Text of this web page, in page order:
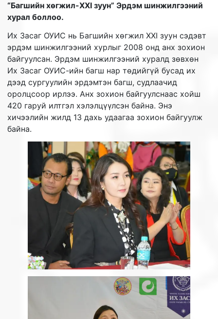
“Багшийн хөгжил-XXI зуун” Эрдэм шинжилгээний
хурал боллоо.
Их Засаг ОУИС нь Багшийн хөгжил XXI зуун сэдэвт
эрдэм шинжилгээний хурлыг 2008 онд анх зохион
байгуулсан. Эрдэм шинжилгээний хуралд зөвхөн
Их Засаг ОУИС-ийн багш нар төдийгүй бусад их
дээд сургуулийн эрдэмтэн багш, судлаачид
оролцсоор ирлээ. Анх зохион байгуулснаас хойш
420 гаруй илтгэл хэлэлцүүлсэн байна. Энэ
хичээлийн жилд 13 дахь удаагаа зохион байгуулж
байна.